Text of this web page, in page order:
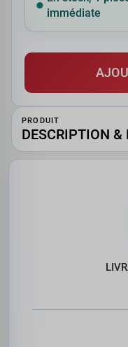
immédiate
PRODUIT
DESCRIPTION &